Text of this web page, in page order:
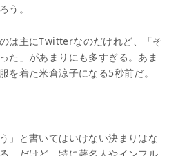
う。
は主にTwitterなのだけれど、「そ
た」があまりにも多すぎる。あま
を着た米倉涼子になる5秒前だ。
」と書いてはいけない決まりはな